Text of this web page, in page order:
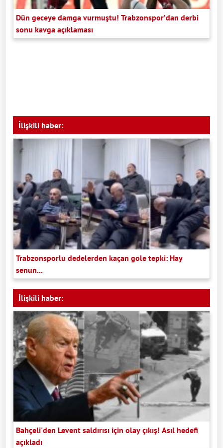
Dün geceye damga vurmuştu! Trabzonspor’dan derbi
sonu kavga açıklaması
İlişkili haber:
Trabzonsporlu dedelerden kaçan gole tepki: Hay
senun...
İlişkili haber:
Bahçeli'den Levent saldırısı için olay çıkış! Asıl hedefi
açıkladı